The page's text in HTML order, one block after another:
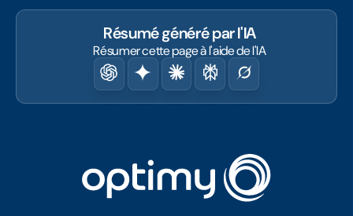
Résumé généré par l'IA
Résumer cette page à l'aide de l'IA